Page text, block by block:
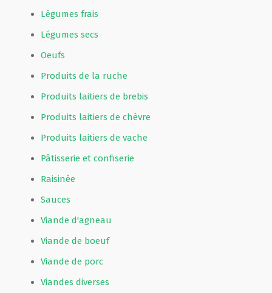
Légumes frais
Légumes secs
Oeufs
Produits de la ruche
Produits laitiers de brebis
Produits laitiers de chèvre
Produits laitiers de vache
Pâtisserie et confiserie
Raisinée
Sauces
Viande d'agneau
Viande de boeuf
Viande de porc
Viandes diverses